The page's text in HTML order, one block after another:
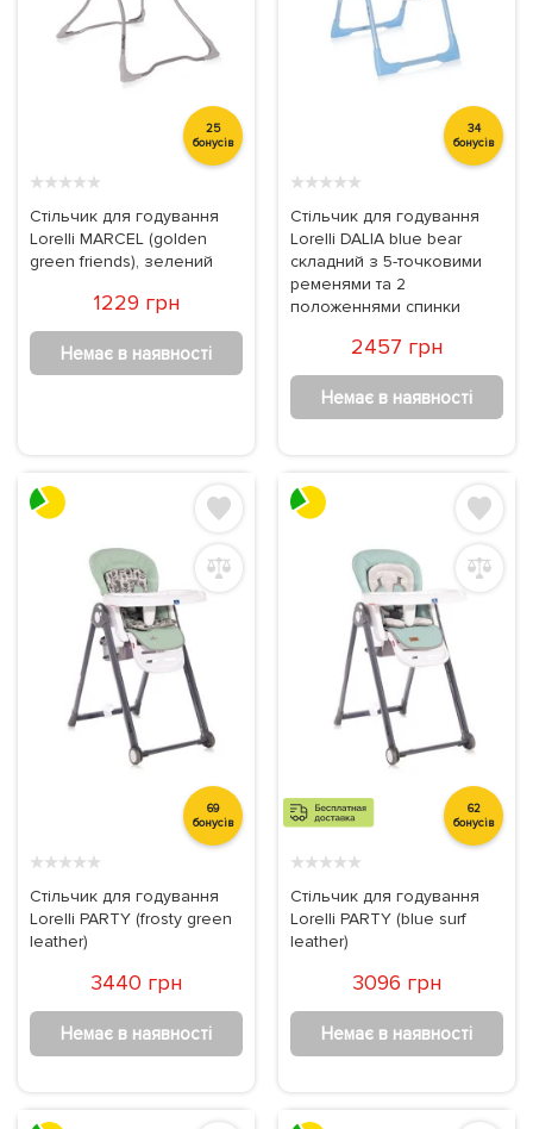
25
бонусів
★★★★★
Стільчик для годування
Lorelli MARCEL (golden
green friends), зелений
1229 грн
Немає в наявності
34
бонусів
★★★★★
Стільчик для годування
Lorelli DALIA blue bear
складний з 5-точковими
ременями та 2
положеннями спинки
2457 грн
Немає в наявності
69
бонусів
★★★★★
Стільчик для годування
Lorelli PARTY (frosty green
leather)
3440 грн
Немає в наявності
62
бонусів
★★★★★
Стільчик для годування
Lorelli PARTY (blue surf
leather)
3096 грн
Немає в наявності